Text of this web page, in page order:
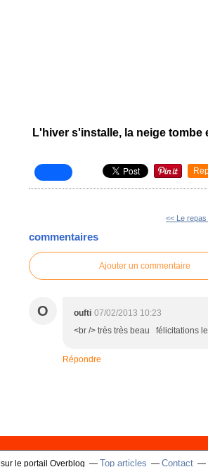
L'hiver s'installe, la neige tombe
<< Le
commentaires
Ajouter un commentaire
O oufti 07/02/2013 10:23
<br /> très très beau félicitations
Répondre
sur le portail Overblog Top articles Contact